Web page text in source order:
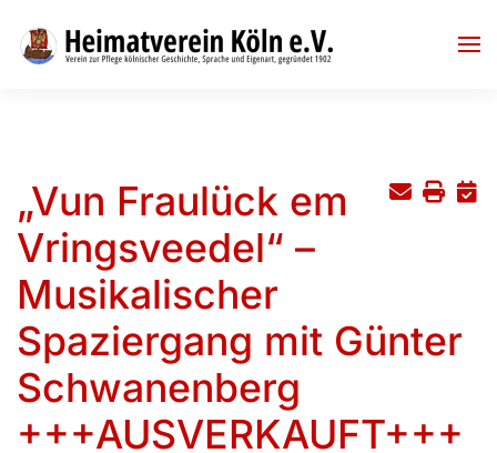
Skip to main content
„Vun Fraulück em
Vringsveedel“ –
Musikalischer
Spaziergang mit Günter
Schwanenberg
+++AUSVERKAUFT+++